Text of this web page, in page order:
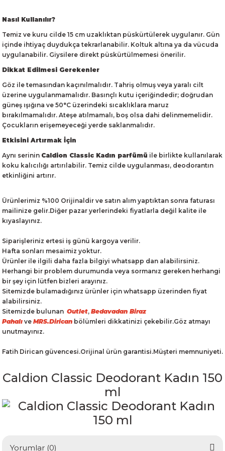
Nasıl Kullanılır?
Temiz ve kuru cilde 15 cm uzaklıktan püskürtülerek uygulanır. Gün
içinde ihtiyaç duydukça tekrarlanabilir. Koltuk altına ya da vücuda
uygulanabilir. Giysilere direkt püskürtülmemesi önerilir.
Dikkat Edilmesi Gerekenler
Göz ile temasından kaçınılmalıdır. Tahriş olmuş veya yaralı cilt
üzerine uygulanmamalıdır. Basınçlı kutu içeriğindedir; doğrudan
güneş ışığına ve 50°C üzerindeki sıcaklıklara maruz
bırakılmamalıdır. Ateşe atılmamalı, boş olsa dahi delinmemelidir.
Çocukların erişemeyeceği yerde saklanmalıdır.
Etkisini Artırmak İçin
Aynı serinin Caldion Classic Kadın parfümü ile birlikte kullanılarak
koku kalıcılığı artırılabilir. Temiz cilde uygulanması, deodorantın
etkinliğini artırır.
Ürünlerimiz %100 Orijinaldir ve satın alım yaptıktan sonra faturası
mailinize gelir.Diğer pazar yerlerindeki fiyatlarla değil kalite ile
kıyaslayınız.
Siparişleriniz ertesi iş günü kargoya verilir.
Hafta sonları mesaimiz yoktur.
Ürünler ile ilgili daha fazla bilgiyi whatsapp dan alabilirsiniz.
Herhangi bir problem durumunda veya sormanız gereken herhangi
bir şey için lütfen bizleri arayınız.
Sitemizde bulamadığınız ürünler için whatsapp üzerinden fiyat
alabilirsiniz.
Sitemizde bulunan Outlet, Bedavadan Biraz
Pahalı ve MRS.Dirican bölümleri dikkatinizi çekebilir.Göz atmayı
unutmayınız.
Fatih Dirican güvencesi.Orijinal ürün garantisi.Müşteri memnuniyeti.
Caldion Classic Deodorant Kadın 150
ml
Yorumlar (0)